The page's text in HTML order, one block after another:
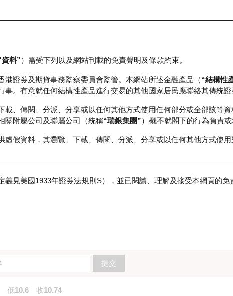
正股資料及市場統計 瑞銀輪證教室
資料”）需受下列以及網站刊載的免責聲明及條款約束。
證券及期貨事務監察委員會監管。本網站所述金融產品（“結構性
事。有意就任何結構性產品進行交易的其他國家居民應聯絡其傳統
載、傳閱、分派、分享或以任何其他方式使用任何部分或全部該等
關附屬公司及聯屬公司（統稱“瑞銀集團”）概不就閣下的行為負責
虛假資料，其瀏覽、下載、傳閱、分派、分享或以任何其他方式使
見美國1933年證券法規則S），並已閱讀、理解及接受本網頁的免
提交
低10.6 收10.74